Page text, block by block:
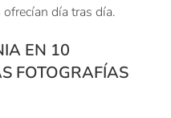
día tras día.
EN 10
FOTOGRAFÍAS